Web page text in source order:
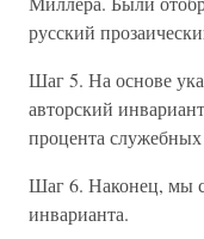
русский
Шаг 5. На основе
авторский
процента служебных
Шаг 6. Наконец, мы
инварианта.